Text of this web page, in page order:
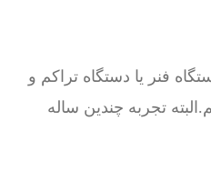
فنر یا دستگاه تراکم و
تجربه چندین ساله